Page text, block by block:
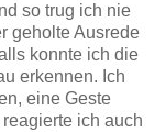
so trug ich nie
geholte Ausrede
konnte ich die
erkennen. Ich
eine Geste
ich auch